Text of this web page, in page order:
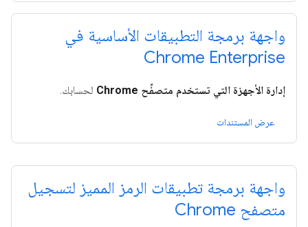
واجهة برمجة التطبيقات الأساسية في
Chrome Enterprise
إدارة الأجهزة التي تستخدم متصفِّح Chrome لحسابك.
عرض المستندات
واجهة برمجة تطبيقات الرمز المميز لتسجيل
متصفح Chrome